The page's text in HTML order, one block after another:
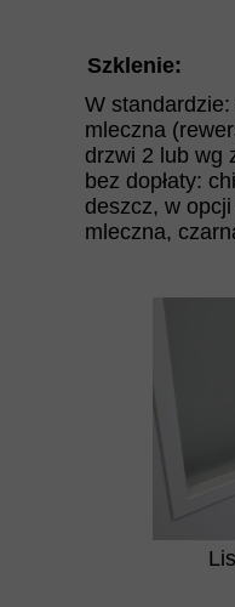
Szklenie:
W
mleczna
drzwi 2 lub wg
bez dopłaty:
deszcz, w
mleczna,